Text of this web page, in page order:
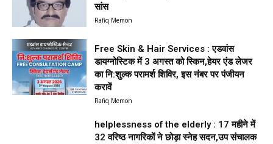
सांस
Rafiq Memon
Free Skin & Hair Services : एडवांस
डायग्नोस्टिक में 3 अगस्त को स्किन,हेयर एंड लेजर
का नि:शुल्क परामर्श शिविर, इस नंबर पर पंजीयन
करावें
Rafiq Memon
helplessness of the elderly : 17 महीने में
32 वरिष्ठ नागरिकों ने छोड़ा स्नेह सदन,उप संचालक